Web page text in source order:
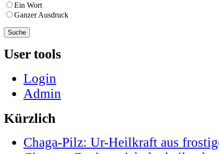
Ein Wort
Ganzer Ausdruck
User tools
Login
Admin
Kürzlich
Chaga-Pilz: Ur-Heilkraft aus